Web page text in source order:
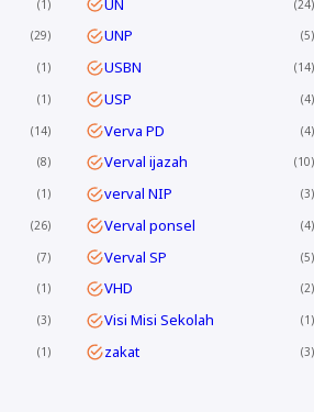
1 UN 24
29 UNP 5
1 USBN 14
1 USP 4
14 Verva PD 4
8 Verval ijazah 10
1 verval NIP 3
26 Verval ponsel 4
7 Verval SP 5
1 VHD 2
3 Visi Misi Sekolah 1
1 zakat 3